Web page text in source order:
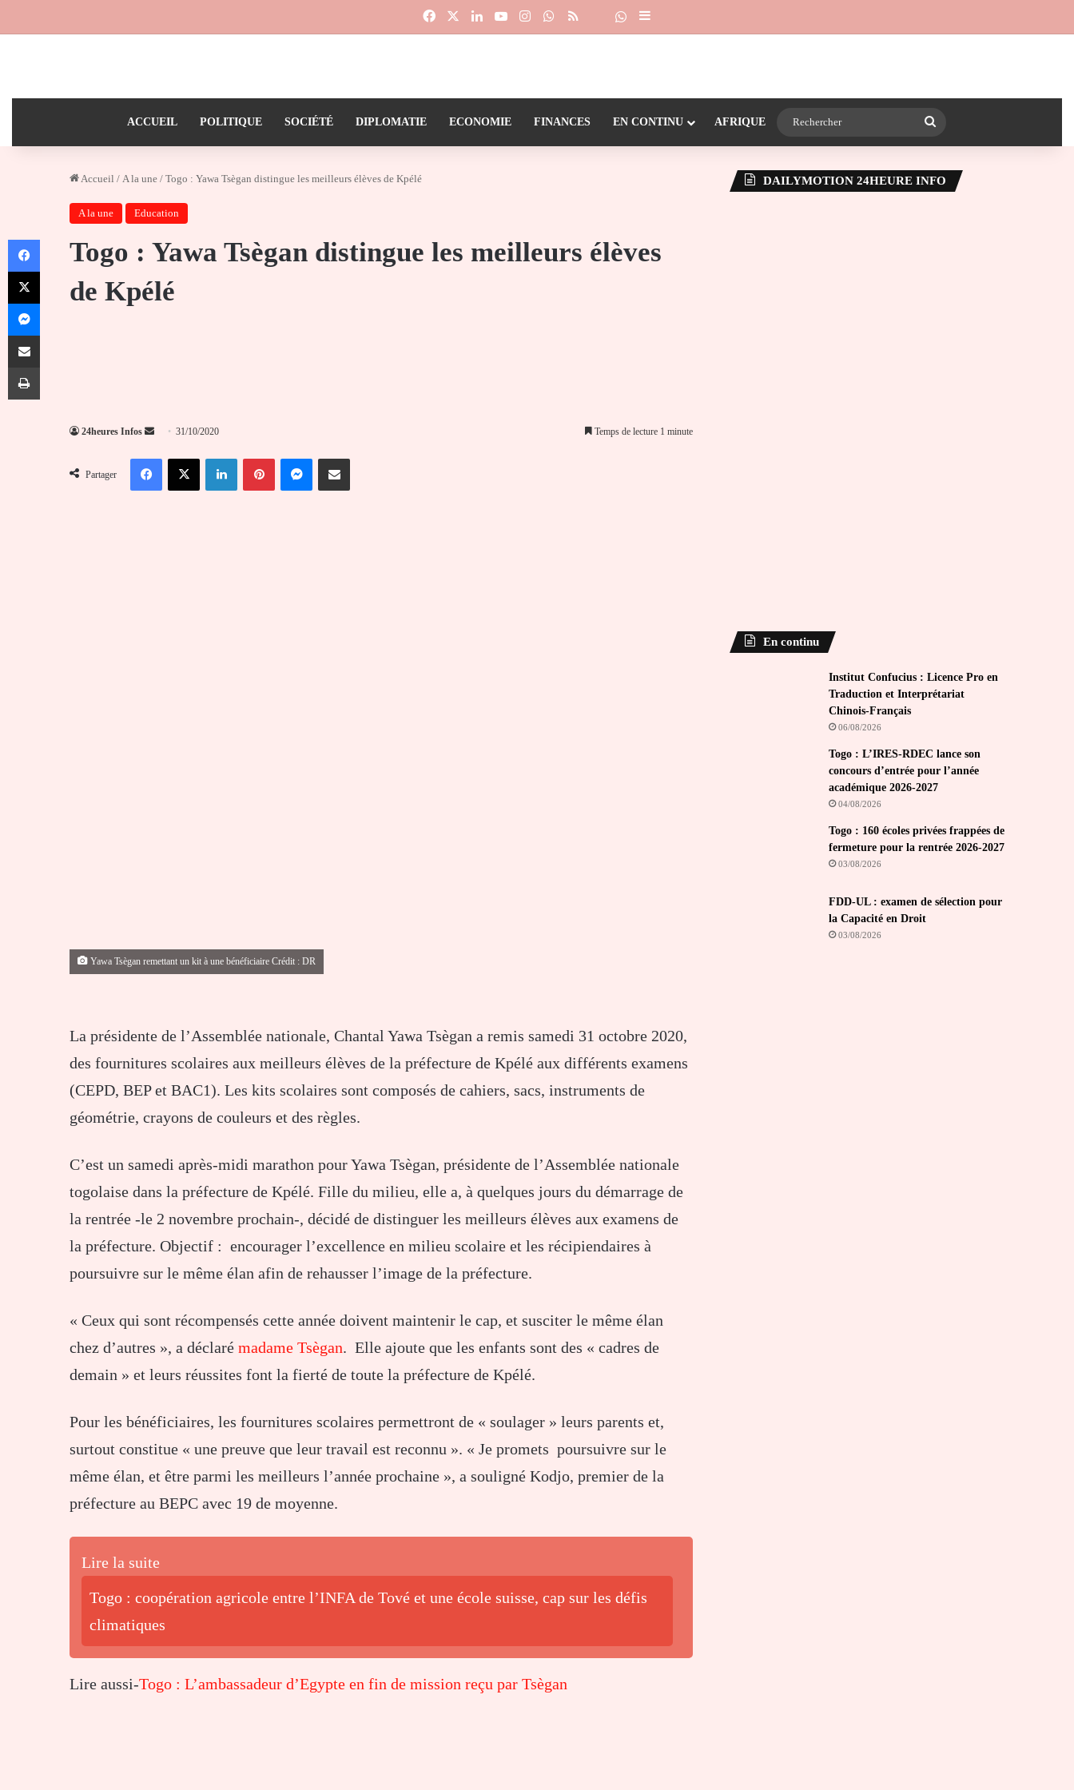
FacebookLinkedinYouTubeInstagramWhatsApp
RSS Dailymotion
Suivre la chaîne 24heureinfo sur WhatsApp
Sidebar (barre latérale)
ACCUEIL POLITIQUE SOCIÉTÉ DIPLOMATIE ECONOMIE FINANCES EN CONTINU AFRIQUE
Accueil / A la une / Togo : Yawa Tsègan distingue les meilleurs élèves de Kpélé
A la une Education
Togo : Yawa Tsègan distingue les meilleurs élèves
de Kpélé
24heures Infos
Envoyer
courriel
31/10/2020 Temps de lecture 1 minute
Partager
FacebookX LinkedinPinterestMessengerPartager par email
Yawa Tsègan remettant un kit à une bénéficiaire Crédit : DR
La présidente de l’Assemblée nationale, Chantal Yawa Tsègan a remis samedi 31 octobre 2020,
des fournitures scolaires aux meilleurs élèves de la préfecture de Kpélé aux différents examens
(CEPD, BEP et BAC1). Les kits scolaires sont composés de cahiers, sacs, instruments de
géométrie, crayons de couleurs et des règles.
C’est un samedi après-midi marathon pour Yawa Tsègan, présidente de l’Assemblée nationale
togolaise dans la préfecture de Kpélé. Fille du milieu, elle a, à quelques jours du démarrage de
la rentrée -le 2 novembre prochain-, décidé de distinguer les meilleurs élèves aux examens de
la préfecture. Objectif : encourager l’excellence en milieu scolaire et les récipiendaires à
poursuivre sur le même élan afin de rehausser l’image de la préfecture.
« Ceux qui sont récompensés cette année doivent maintenir le cap, et susciter le même élan
chez d’autres », a déclaré madame Tsègan. Elle ajoute que les enfants sont des « cadres de
demain » et leurs réussites font la fierté de toute la préfecture de Kpélé.
Pour les bénéficiaires, les fournitures scolaires permettront de « soulager » leurs parents et,
surtout constitue « une preuve que leur travail est reconnu ». « Je promets poursuivre sur le
même élan, et être parmi les meilleurs l’année prochaine », a souligné Kodjo, premier de la
préfecture au BEPC avec 19 de moyenne.
Lire la suite
Togo : coopération agricole entre l’INFA de Tové et une école suisse, cap sur les défis
climatiques
Lire aussi-Togo : L’ambassadeur d’Egypte en fin de mission reçu par Tsègan
DAILYMOTION 24HEURE INFO
En continu
Institut Confucius : Licence Pro en
Traduction et Interprétariat
Chinois-Français
06/08/2026
Togo : L’IRES-RDEC lance son
concours d’entrée pour l’année
académique 2026-2027
04/08/2026
Togo : 160 écoles privées frappées de
fermeture pour la rentrée 2026-2027
03/08/2026
FDD-UL : examen de sélection pour
la Capacité en Droit
03/08/2026
Facebook
X
Messenger
Partager par email